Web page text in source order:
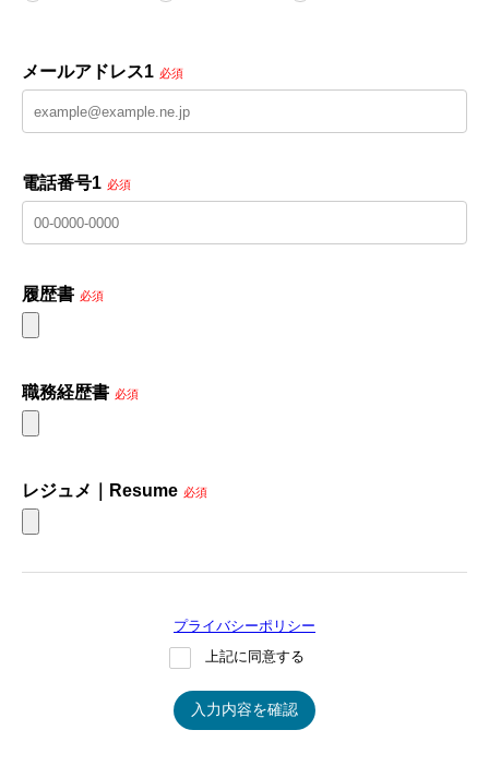
メールアドレス1 必須
電話番号1 必須
履歴書 必須
職務経歴書 必須
レジュメ｜Resume 必須
プライバシーポリシー
上記に同意する
入力内容を確認